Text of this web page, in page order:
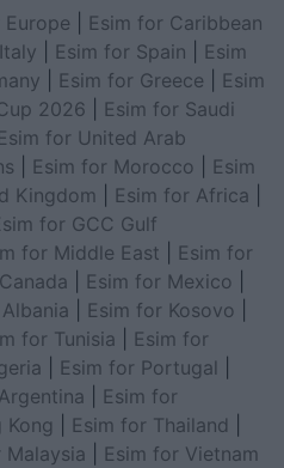
Europe
Esim for Caribbean
Esim for Spain
Esim
Esim for Greece
Esim
2026
Esim for Saudi
Esim for United Arab
Esim for Morocco
Esim
Kingdom Esim for Africa
for GCC Gulf
for Middle East
Esim for
Esim for Mexico
Esim for Kosovo
for Tunisia
Esim for
Esim for Portugal
Esim for
Kong Esim for Thailand
Malaysia
Esim for Vietnam